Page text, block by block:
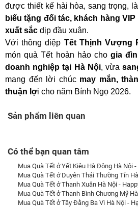
được thiết kế hài hòa, sang trọng,
biếu tặng đối tác, khách hàng VIP
xuất sắc dịp đầu xuân.
Với thông điệp Tết Thịnh Vượng
món quà Tết hoàn hảo cho gia
doanh nghiệp tại Hà Nội, vừa
mang đến lời chúc may mắn,
thuận lợi cho năm Bính Ngọ 2026.
Sản phẩm liên quan
Có thể bạn quan tâm
Mua Quà Tết ở Yết Kiêu Hà Đông Hà Nội
Mua Quà Tết ở Duyên Thái Thường Tín
Mua Quà Tết ở Thanh Xuân Hà Nội -
Mua Quà Tết ở Thanh Bình Chương Mỹ
Mua Quà Tết ở Tây Đằng Ba Vì Hà Nội -